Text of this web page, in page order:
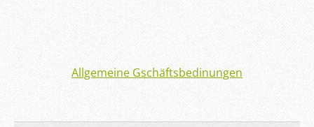
Allgemeine Gschäftsbedinungen